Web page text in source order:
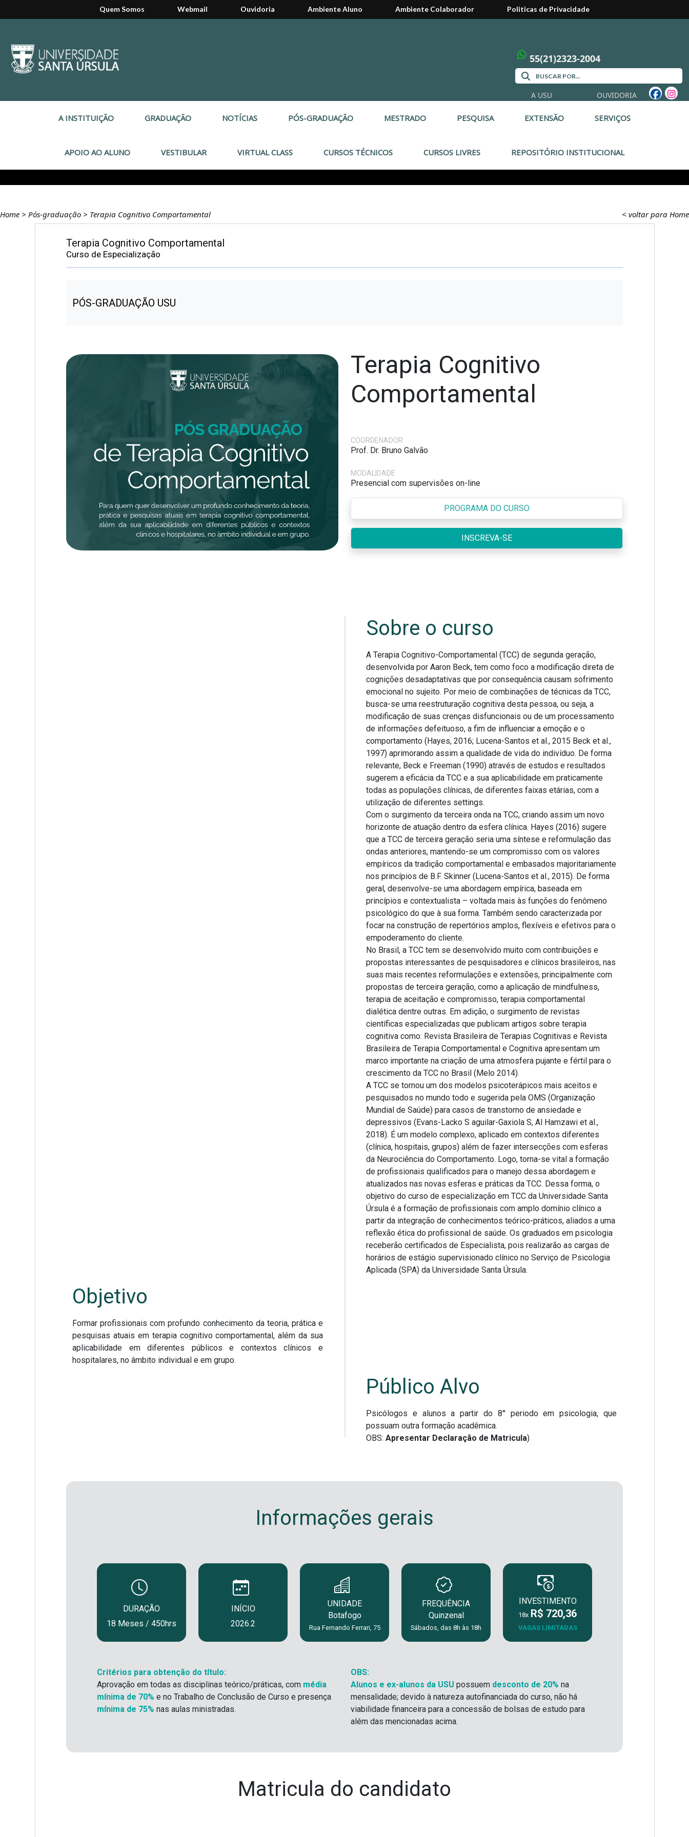
Quem Somos Webmail Ouvidoria Ambiente Aluno Ambiente Colaborador Politicas de Privacidade
55(21)2323-2004
A USU OUVIDORIA
A INSTITUIÇÃO GRADUAÇÃO NOTÍCIAS PÓS-GRADUAÇÃO MESTRADO PESQUISA EXTENSÃO SERVIÇOS
APOIO AO ALUNO VESTIBULAR VIRTUAL CLASS CURSOS TÉCNICOS CURSOS LIVRES REPOSITÓRIO INSTITUCIONAL
Home > Pós-graduação > Terapia Cognitivo Comportamental < voltar para Home
Terapia Cognitivo Comportamental
Curso de Especialização
PÓS-GRADUAÇÃO USU
Terapia Cognitivo
Comportamental
COORDENADOR
Prof. Dr. Bruno Galvão
MODALIDADE
Presencial com supervisões on-line
PROGRAMA DO CURSO
INSCREVA-SE
Sobre o curso
A Terapia Cognitivo-Comportamental (TCC) de segunda geração,
desenvolvida por Aaron Beck, tem como foco a modificação direta de
cognições desadaptativas que por consequência causam sofrimento
emocional no sujeito. Por meio de combinações de técnicas da TCC,
busca-se uma reestruturação cognitiva desta pessoa, ou seja, a
modificação de suas crenças disfuncionais ou de um processamento
de informações defeituoso, a fim de influenciar a emoção e o
comportamento (Hayes, 2016; Lucena-Santos et al., 2015 Beck et al.,
1997) aprimorando assim a qualidade de vida do indivíduo. De forma
relevante, Beck e Freeman (1990) através de estudos e resultados
sugerem a eficácia da TCC e a sua aplicabilidade em praticamente
todas as populações clínicas, de diferentes faixas etárias, com a
utilização de diferentes settings.
Com o surgimento da terceira onda na TCC, criando assim um novo
horizonte de atuação dentro da esfera clínica. Hayes (2016) sugere
que a TCC de terceira geração seria uma síntese e reformulação das
ondas anteriores, mantendo-se um compromisso com os valores
empíricos da tradição comportamental e embasados majoritariamente
nos princípios de B.F. Skinner (Lucena-Santos et al., 2015). De forma
geral, desenvolve-se uma abordagem empírica, baseada em
princípios e contextualista – voltada mais às funções do fenômeno
psicológico do que à sua forma. Também sendo caracterizada por
focar na construção de repertórios amplos, flexíveis e efetivos para o
empoderamento do cliente.
No Brasil, a TCC tem se desenvolvido muito com contribuições e
propostas interessantes de pesquisadores e clínicos brasileiros, nas
suas mais recentes reformulações e extensões, principalmente com
propostas de terceira geração, como a aplicação de mindfulness,
terapia de aceitação e compromisso, terapia comportamental
dialética dentre outras. Em adição, o surgimento de revistas
científicas especializadas que publicam artigos sobre terapia
cognitiva como: Revista Brasileira de Terapias Cognitivas e Revista
Brasileira de Terapia Comportamental e Cognitiva apresentam um
marco importante na criação de uma atmosfera pujante e fértil para o
crescimento da TCC no Brasil (Melo 2014).
A TCC se tornou um dos modelos psicoterápicos mais aceitos e
pesquisados no mundo todo e sugerida pela OMS (Organização
Mundial de Saúde) para casos de transtorno de ansiedade e
depressivos (Evans-Lacko S aguilar-Gaxiola S, Al Hamzawi et al.,
2018). É um modelo complexo, aplicado em contextos diferentes
(clínica, hospitais, grupos) além de fazer intersecções com esferas
da Neurociência do Comportamento. Logo, torna-se vital a formação
de profissionais qualificados para o manejo dessa abordagem e
atualizados nas novas esferas e práticas da TCC. Dessa forma, o
objetivo do curso de especialização em TCC da Universidade Santa
Úrsula é a formação de profissionais com amplo domínio clínico a
partir da integração de conhecimentos teórico-práticos, aliados a uma
reflexão ética do profissional de saúde. Os graduados em psicologia
receberão certificados de Especialista, pois realizarão as cargas de
horários de estágio supervisionado clínico no Serviço de Psicologia
Aplicada (SPA) da Universidade Santa Úrsula.
Objetivo
Formar profissionais com profundo conhecimento da teoria, prática e
pesquisas atuais em terapia cognitivo comportamental, além da sua
aplicabilidade em diferentes públicos e contextos clínicos e
hospitalares, no âmbito individual e em grupo.
Público Alvo
Psicólogos e alunos a partir do 8° periodo em psicologia, que
possuam outra formação acadêmica.
OBS: Apresentar Declaração de Matricula)
Informações gerais
DURAÇÃO
18 Meses / 450hrs
INÍCIO
2026.2
UNIDADE
Botafogo
Rua Fernando Ferrari, 75
FREQUÊNCIA
Quinzenal
Sábados, das 8h às 18h
INVESTIMENTO
18x R$ 720,36
VAGAS LIMITADAS
Critérios para obtenção do título:
Aprovação em todas as disciplinas teórico/práticas, com média
mínima de 70% e no Trabalho de Conclusão de Curso e presença
mínima de 75% nas aulas ministradas.
OBS:
Alunos e ex-alunos da USU possuem desconto de 20% na
mensalidade; devido à natureza autofinanciada do curso, não há
viabilidade financeira para a concessão de bolsas de estudo para
além das mencionadas acima.
Matricula do candidato